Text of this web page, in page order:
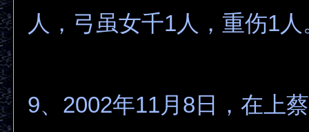
人，弓虽女千1人，重伤1人
9、2002年11月8日，在上